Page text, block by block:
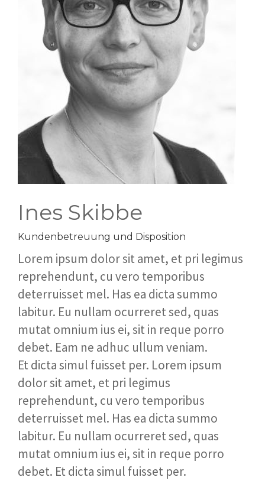
KONTAKT
Ines Skibbe
Kundenbetreuung und Disposition
Lorem ipsum dolor sit amet, et pri legimus
reprehendunt, cu vero temporibus
deterruisset mel. Has ea dicta summo
labitur. Eu nullam ocurreret sed, quas
mutat omnium ius ei, sit in reque porro
debet. Eam ne adhuc ullum veniam.
Et dicta simul fuisset per. Lorem ipsum
dolor sit amet, et pri legimus
reprehendunt, cu vero temporibus
deterruisset mel. Has ea dicta summo
labitur. Eu nullam ocurreret sed, quas
mutat omnium ius ei, sit in reque porro
debet. Et dicta simul fuisset per.